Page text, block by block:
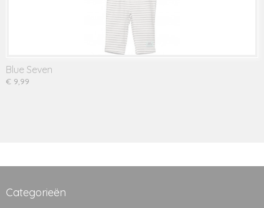
Blue Seven
€ 9,99
Categorieën